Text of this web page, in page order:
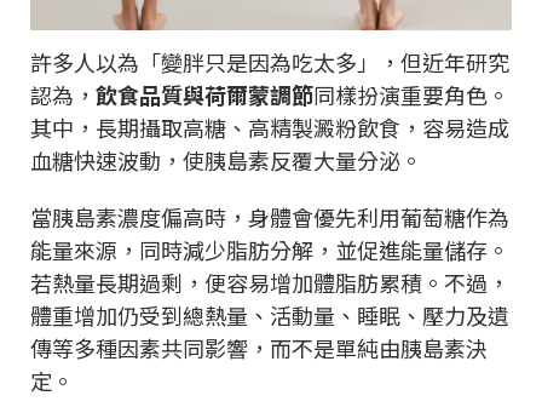
許多人以為「變胖只是因為吃太多」，但近年研究
認為， 飲食品質與荷爾蒙調節同樣扮演重要角色。
其中，長期攝取高糖、高精製澱粉飲食，容易造成
血糖快速波動，使胰島素反覆大量分泌。
當胰島素濃度偏高時，身體會優先利用葡萄糖作為
能量來源，同時減少脂肪分解，並促進能量儲存。
若熱量長期過剩，便容易增加體脂肪累積。不過，
體重增加仍受到總熱量、活動量、睡眠、壓力及遺
傳等多種因素共同影響，而不是單純由胰島素決
定。